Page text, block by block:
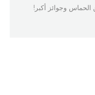
وجوائز أكبر!